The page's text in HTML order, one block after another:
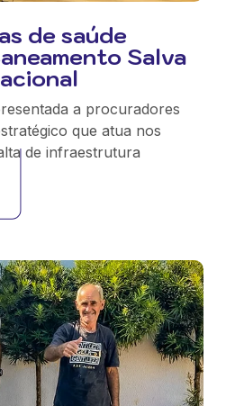
de saúde
Salva
a procuradores
que atua nos
de infraestrutura